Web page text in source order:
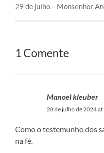
29 de julho – Monsenhor
1 Comente
Manoel kleuber
28 de julho de 2024
Como o testemunho dos
na fé.